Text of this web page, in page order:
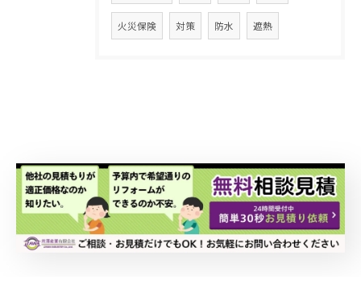
火災保険 対策 防水 遮熱